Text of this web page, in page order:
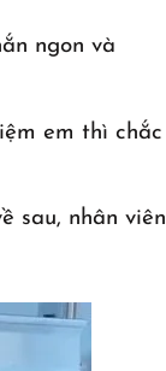
ngon và
em thì chắc
sau, nhân viên